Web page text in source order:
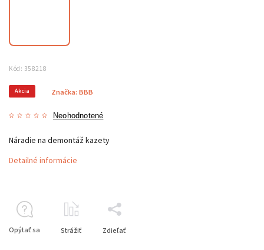
Kód: 358218
Akcia
Neohodnotené
Značka: BBB
Náradie na demontáž kazety
Detailné informácie
Opýtať sa Strážiť Zdieľať